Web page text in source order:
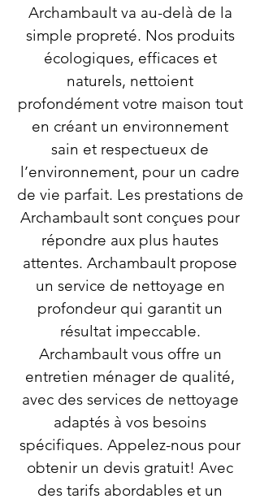
Archambault va au-delà de la
simple propreté. Nos produits
écologiques, efficaces et
naturels, nettoient
profondément votre maison tout
en créant un environnement
sain et respectueux de
l’environnement, pour un cadre
de vie parfait. Les prestations de
Archambault sont conçues pour
répondre aux plus hautes
attentes. Archambault propose
un service de nettoyage en
profondeur qui garantit un
résultat impeccable.
Archambault vous offre un
entretien ménager de qualité,
avec des services de nettoyage
adaptés à vos besoins
spécifiques. Appelez-nous pour
obtenir un devis gratuit! Avec
des tarifs abordables et un